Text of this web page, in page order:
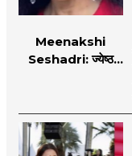
Meenakshi
Seshadri: ज्येष्ठ
सेलिब्रिटी संस्कृतीवर
जोरदार टीका, नेमकं
काय म्हणाली?